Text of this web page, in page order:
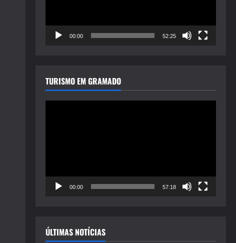
00:00 52:25
TURISMO EM GRAMADO
00:00 57:18
ÚLTIMAS NOTÍCIAS